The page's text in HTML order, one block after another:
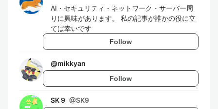
AI・セキュリティ・ネットワーク・サーバー周
りに興味があります。 私の記事が誰かの役に立
てば幸いです
Follow
@mikkyan
Follow
SK 9 @SK9